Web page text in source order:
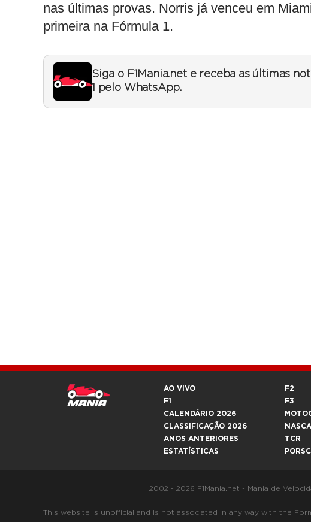
nas últimas provas. Norris já venceu em
primeira na Fórmula 1.
Siga o F1Mania.net e receba as últimas
1 pelo WhatsApp.
AO VIVO
F1
CALENDÁRIO 2026
CLASSIFICAÇÃO 2026
ANOS ANTERIORES
ESTATÍSTICAS
F2
F3
TCR
2002 - 2026 F1Mania.net - Mania de
This website is unofficial and is not associated in any way with the